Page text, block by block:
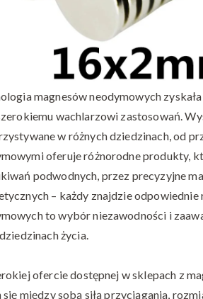
magnesów neodymowych
wachlarzowi zastosowań.
w różnych dziedzinach, od
oferuje różnorodne produkty,
podwodnych, przez precyzyjne
– każdy znajdzie
to wybór niezawodności i
życia.
ofercie dostępnej w sklepach z
się między sobą siłą przyciągania,